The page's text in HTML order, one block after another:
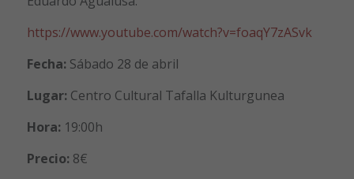
https://www.youtube.com/watch?v=foaqY7zASvk
Fecha: Sábado 28 de abril
Lugar: Centro Cultural Tafalla Kulturgunea
Hora: 19:00h
Precio: 8€